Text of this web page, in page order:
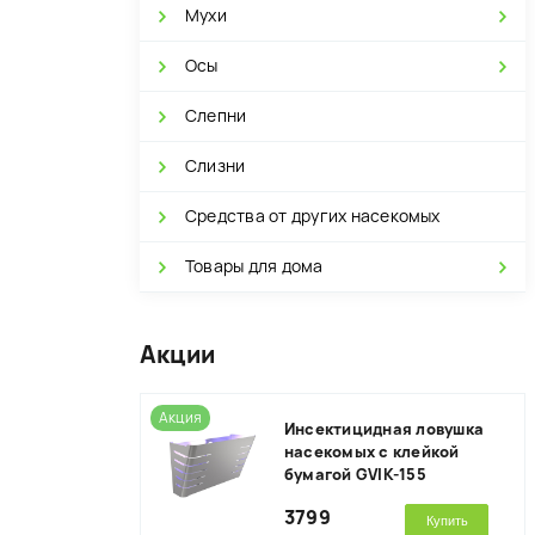
Мухи
Осы
Слепни
Слизни
Средства от других насекомых
Товары для дома
Акции
Акция
Инсектицидная ловушка
насекомых с клейкой
бумагой GVIK-155
3799
Купить